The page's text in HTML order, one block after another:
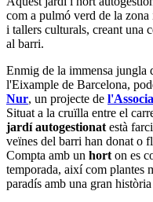
com a pulmó verd de la
i tallers culturals, creant una
al barri.
Enmig de la immensa jungla
l'Eixample de Barcelona,
Nur, un projecte de
Situat a la cruïlla entre el
jardí autogestionat està
veïnes del barri han donat o
Compta amb un hort on es
temporada, així com plantes
paradís amb una gran